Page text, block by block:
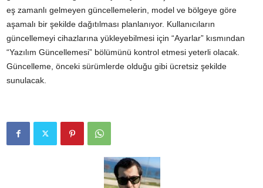
eş zamanlı gelmeyen güncellemelerin, model ve bölgeye göre
aşamalı bir şekilde dağıtılması planlanıyor. Kullanıcıların
güncellemeyi cihazlarına yükleyebilmesi için “Ayarlar” kısmından
“Yazılım Güncellemesi” bölümünü kontrol etmesi yeterli olacak.
Güncelleme, önceki sürümlerde olduğu gibi ücretsiz şekilde
sunulacak.